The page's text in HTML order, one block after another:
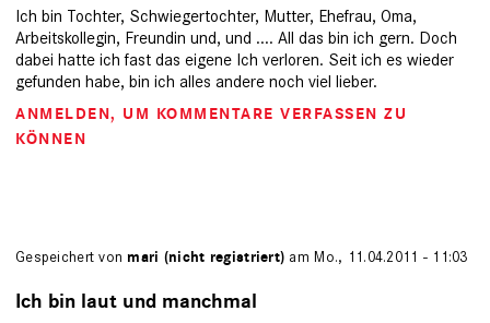
Ich bin Tochter, Schwiegertochter, Mutter, Ehefrau, Oma,
Arbeitskollegin, Freundin und, und .... All das bin ich gern. Doch
dabei hatte ich fast das eigene Ich verloren. Seit ich es wieder
gefunden habe, bin ich alles andere noch viel lieber.
ANMELDEN, UM KOMMENTARE VERFASSEN ZU
KÖNNEN
Gespeichert vonmari (nicht registriert) am Mo., 11.04.2011 - 11:03
Ich bin laut und manchmal